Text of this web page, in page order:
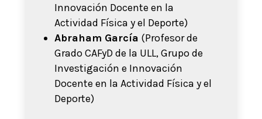
Innovación Docente en la
Actividad Física y el Deporte)
Abraham García (Profesor de
Grado CAFyD de la ULL, Grupo de
Investigación e Innovación
Docente en la Actividad Física y el
Deporte)